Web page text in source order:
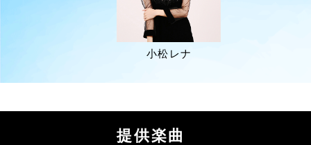
小松レナ
提供楽曲